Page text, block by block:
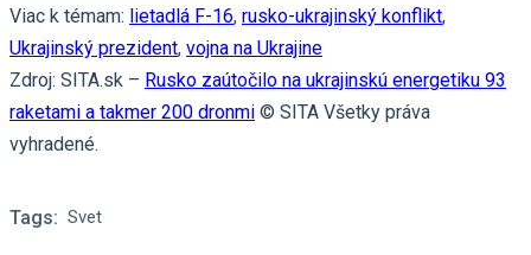
Viac k témam: lietadlá F-16, rusko-ukrajinský konflikt,
Ukrajinský prezident, vojna na Ukrajine
Zdroj: SITA.sk – Rusko zaútočilo na ukrajinskú energetiku 93
raketami a takmer 200 dronmi © SITA Všetky práva
vyhradené.
Tags: Svet